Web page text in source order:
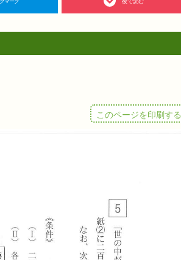
このページを印刷する